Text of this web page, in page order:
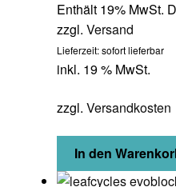
Enthält 19% MwSt.
zzgl. Versand
Lieferzeit: sofort lieferbar
inkl. 19 % MwSt.
zzgl. Versandkosten
In den